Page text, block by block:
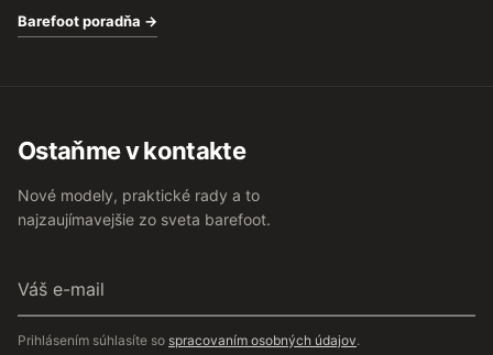
Barefoot poradňa →
Ostaňme v kontakte
Nové modely, praktické rady a to
najzaujímavejšie zo sveta barefoot.
e-
mail
Prihlásením súhlasíte so spracovaním osobných údajov.